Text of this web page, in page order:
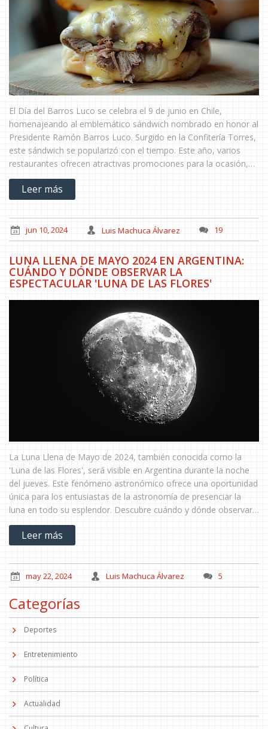
El Día del Barros Luco se celebra el 9 de junio en Chile,
homenajeando al emblemático sándwich nombrado en honor al
Presidente Ramón Barros Luco. Surgido en la Confitería Torres,
este sándwich se popularizó con el tiempo. Este año, varios
restaurantes ofrecen atractivas promociones para la ocasión,
convirtiéndolo en el momento ideal para disfrutar de este
clásico culinario chileno.
Leer más
jun 10, 2024 Luis Machuca Álvarez 19
LUNA LLENA DE MAYO 2024 EN ARGENTINA:
CUÁNDO Y DÓNDE OBSERVAR LA
ESPECTACULAR 'LUNA DE LAS FLORES'
La Luna Llena de Mayo de 2024, también conocida como la
'Luna de las Flores', será visible en Argentina durante la noche
del jueves. Este fenómeno astronómico ofrece una oportunidad
única para los entusiastas de la astronomía de presenciar la
luna en todo su esplendor. Descubre cuándo y dónde observar
este espectáculo celestial en el cielo argentino.
Leer más
may 22, 2024 Luis Machuca Álvarez 5
Categorías
Deportes
Entretenimiento
Política
Actualidad